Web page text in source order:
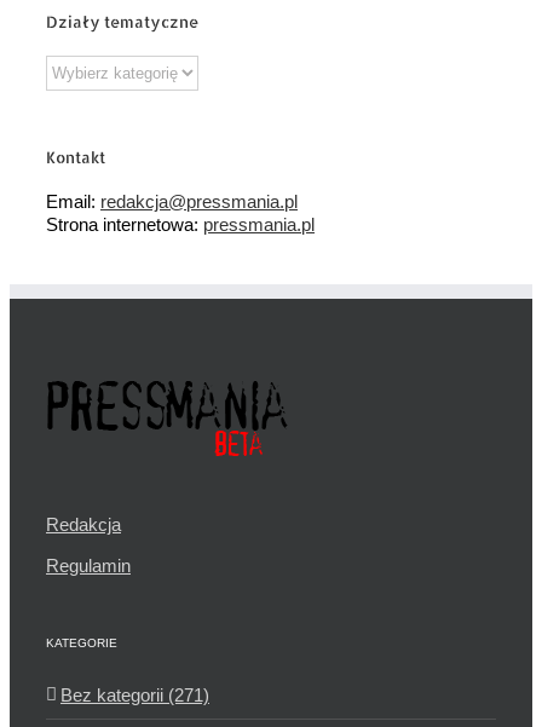
Działy tematyczne
Działy
tematyczne
Kontakt
Email: redakcja@pressmania.pl
Strona internetowa: pressmania.pl
Redakcja
Regulamin
KATEGORIE
Bez kategorii (271)